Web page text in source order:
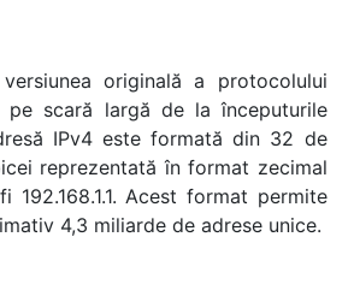
originală a protocolului
pe scară largă de la începuturile
IPv4 este formată din 32 de
reprezentată în format zecimal
192.168.1.1. Acest format permite
4,3 miliarde de adrese unice.